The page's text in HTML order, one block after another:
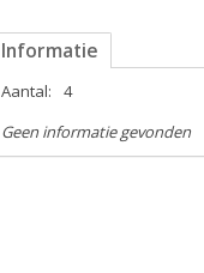
Informatie
Aantal:
4
Geen informatie gevonden